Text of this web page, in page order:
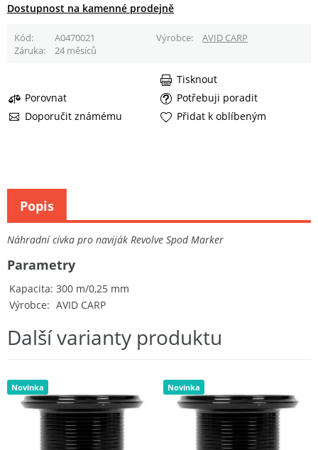
Dostupnost na kamenné prodejně
Kód A0470021 Výrobce
AVID CARP
Záruka
24 měsíců
Porovnat
Potřebuji poradit
Doporučit známému
Tisknout
Přidat k oblíbeným
Náhradní cívka pro naviják Revolve Spod Marker
Kapacita 300 m/0,25 mm
Výrobce
AVID CARP
Parametry
Popis
Další varianty produktu
Novinka Novinka